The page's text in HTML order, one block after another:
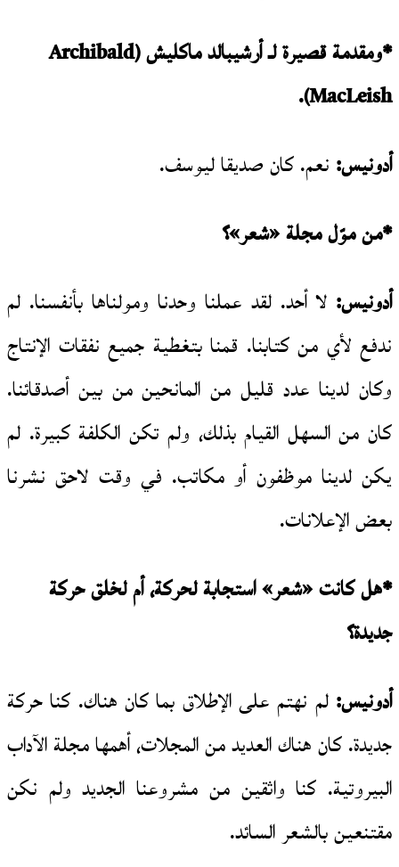
*ومقدمة قصيرة لـ أرشيبالد ماكليش (Archibald
MacLeish
).
أدونيس:نعم. كان صديقا ليوسف.
*من موّل مجلة «شعر»؟
أدونيس: لا أحد. لقد عملنا وحدنا ومولناها بأنفسنا. لم
ندفع لأي من كتابنا. قمنا بتغطية جميع نفقات الإنتاج
وكان لدينا عدد قليل من المانحين من بين أصدقائنا.
كان من السهل القيام بذلك، ولم تكن الكلفة كبيرة. لم
يكن لدينا موظفون أو مكاتب. في وقت لاحق نشرنا
بعض الإعلانات.
*هل كانت «شعر» استجابة لحركة، أم لخلق حركة
جديدة؟
أدونيس:لم نهتم على الإطلاق بما كان هناك. كنا حركة
جديدة. كان هناك العديد من المجلات، أهمها مجلة الآداب
البيروتية. كنا واثقين من مشروعنا الجديد ولم نكن
مقتنعين بالشعر السائد.